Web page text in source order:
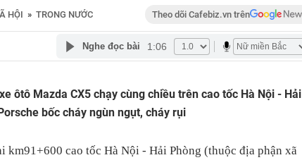
HỘI » TRONG NƯỚC Theo dõi Cafebiz.vn trên
Nghe đọc bài 1:06
ôtô Mazda CX5 chạy cùng chiều trên cao tốc Hà Nội - Hải
bốc cháy ngùn ngụt, cháy rụi
km91+600 cao tốc Hà Nội - Hải Phòng (thuộc địa phận xã